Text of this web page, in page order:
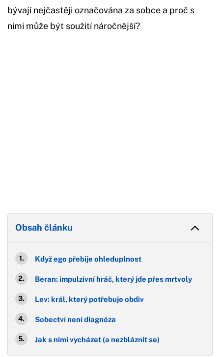
bývají nejčastěji označována za sobce a proč s
nimi může být soužití náročnější?
Obsah článku
Když ego přebije ohleduplnost
Beran: impulzivní hráč, který jde přes mrtvoly
Lev: král, který potřebuje obdiv
Sobectví není diagnóza
Jak s nimi vycházet (a nezbláznit se)